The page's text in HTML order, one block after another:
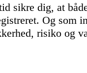
sikre dig, at
Og som
risiko og